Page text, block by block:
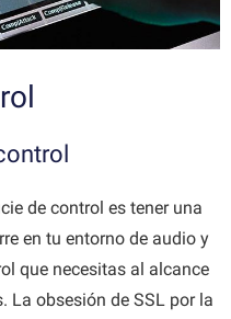
de control es tener una
en tu entorno de audio y
que necesitas al alcance
La obsesión de SSL por la